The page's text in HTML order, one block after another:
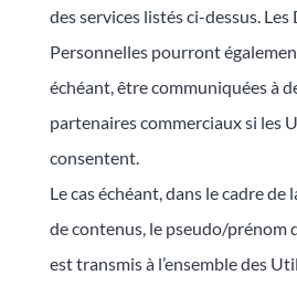
des services listés ci-dessus. Les
Personnelles pourront
échéant, être communiquées à
partenaires commerciaux si les
consentent.
Le cas échéant, dans le cadre de
de contenus, le pseudo/prénom
est transmis à l’ensemble des